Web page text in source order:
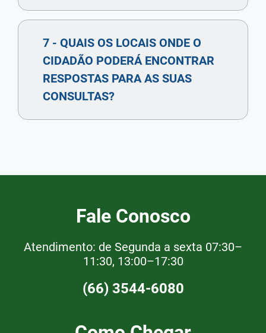
7 - QUAIS OS LOCAIS ONDE O
CIDADÃO PODERÁ ENCONTRAR
RESPOSTAS PARA AS SUAS
CONSULTAS?
Fale Conosco
Atendimento: de Segunda a sexta 07:30–
11:30, 13:00–17:30
(66) 3544-6080